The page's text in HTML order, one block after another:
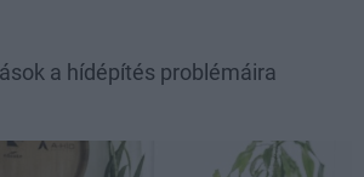
a hídépítés problémáira